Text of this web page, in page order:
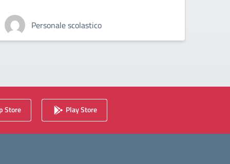
Personale scolastico
Store Play Store